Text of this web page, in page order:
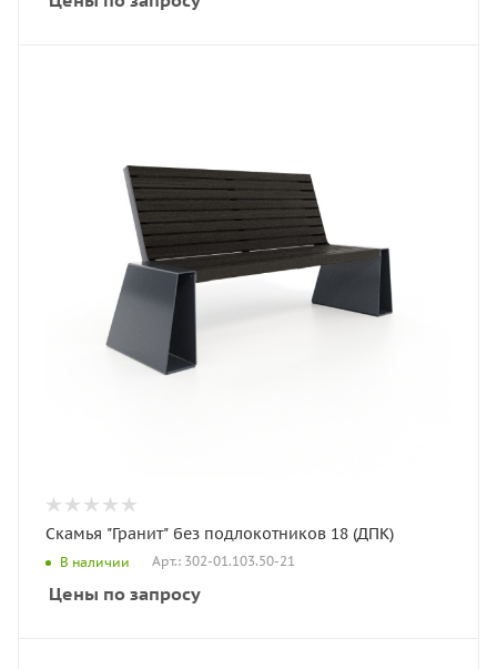
Скамья "Гранит" без подлокотников 18 (ДПК)
В наличии Арт.: 302-01.103.50-21
Цены по запросу